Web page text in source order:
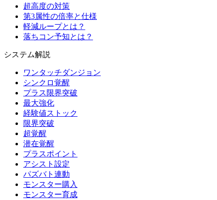
超高度の対策
第3属性の倍率と仕様
軽減ループとは？
落ちコン予知とは？
システム解説
ワンタッチダンジョン
シンクロ覚醒
プラス限界突破
最大強化
経験値ストック
限界突破
超覚醒
潜在覚醒
プラスポイント
アシスト設定
パズバト連動
モンスター購入
モンスター育成